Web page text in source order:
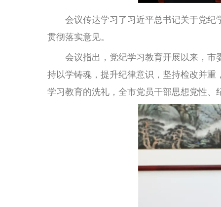
会议传达学习了习近平总书记关于党纪
贯彻落实意见。
会议指出，党纪学习教育开展以来，市
持以学铸魂，提升纪律意识，坚持检改并
学习教育的洗礼，全市党员干部思想党性